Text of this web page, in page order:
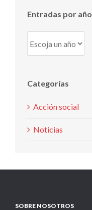
Entradas por año
Categorías
Acción social
Noticias
SOBRE NOSOTROS